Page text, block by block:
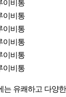
는 유쾌하고 다양